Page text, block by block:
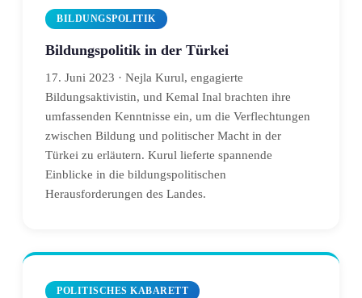
BILDUNGSPOLITIK
Bildungspolitik in der Türkei
17. Juni 2023 · Nejla Kurul, engagierte
Bildungsaktivistin, und Kemal Inal brachten ihre
umfassenden Kenntnisse ein, um die Verflechtungen
zwischen Bildung und politischer Macht in der
Türkei zu erläutern. Kurul lieferte spannende
Einblicke in die bildungspolitischen
Herausforderungen des Landes.
POLITISCHES KABARETT